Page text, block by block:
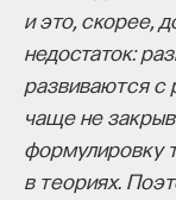
и это, скорее,
недостаток:
развиваются с
чаще не
формулировку
в теориях.
изменил
языке. В 2021
Naukka,
и
в технологии и
команда